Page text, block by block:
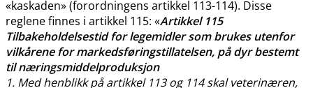
«kaskaden» (forordningens artikkel 113-114). Disse
reglene finnes i artikkel 115: «Artikkel 115
Tilbakeholdelsestid for legemidler som brukes utenfor
vilkårene for markedsføringstillatelsen, på dyr bestemt
til næringsmiddelproduksjon
1. Med henblikk på artikkel 113 og 114 skal veterinæren,